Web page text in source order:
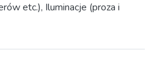
etc.), Iluminacje (proza i